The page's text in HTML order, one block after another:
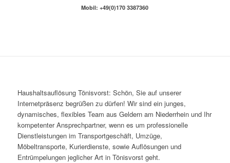
Mobil: +49(0)170 3387360
Haushaltsauflösung Tönisvorst: Schön, Sie auf unserer
Internetpräsenz begrüßen zu dürfen! Wir sind ein junges,
dynamisches, flexibles Team aus Geldern am Niederrhein und Ihr
kompetenter Ansprechpartner, wenn es um professionelle
Dienstleistungen im Transportgeschäft, Umzüge,
Möbeltransporte, Kurierdienste, sowie Auflösungen und
Entrümpelungen jeglicher Art in Tönisvorst geht.